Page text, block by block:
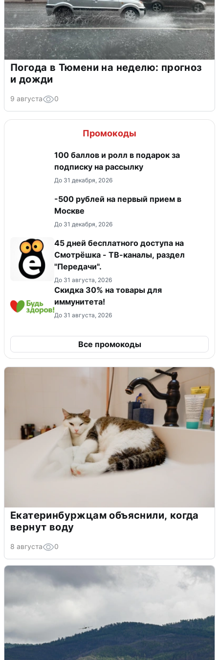
Погода в Тюмени на неделю: прогноз
и дожди
9 августа 0
Промокоды
100 баллов и ролл в подарок за
подписку на рассылку
До 31 декабря, 2026
-500 рублей на первый прием в
Москве
До 31 декабря, 2026
45 дней бесплатного доступа на
Смотрёшка - ТВ-каналы, раздел
"Передачи".
До 31 августа, 2026
Скидка 30% на товары для
иммунитета!
До 31 августа, 2026
Все промокоды
Екатеринбуржцам объяснили, когда
вернут воду
8 августа 0